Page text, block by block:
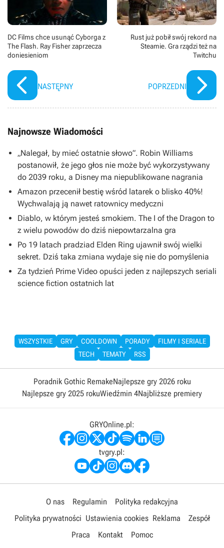
DC Films chce usunąć Cyborga z
The Flash. Ray Fisher zaprzecza
doniesieniom
NASTĘPNY
Rust już pobił swój rekord na
Steamie. Gra rządzi też na
Twitchu
POPRZEDNI
Najnowsze Wiadomości
„Nalegał, by mieć ostatnie słowo”. Robin Williams
postanowił, że jego głos nie może być wykorzystywany
do 2039 roku, a Disney ma niepublikowane nagrania
Amazon przecenił bestię wśród latarek o blisko 40%!
Wychwalają ją nawet ratownicy medyczni
Diablo, w którym jesteś smokiem. The I of the Dragon to
z wielu powodów do dziś niepowtarzalna gra
Po 19 latach pradziad Elden Ring ujawnił swój wielki
sekret. Dziś taka zmiana wydaje się nie do pomyślenia
Za tydzień Prime Video opuści jeden z najlepszych seriali
science fiction ostatnich lat
WSZYSTKIE GRY COOLDOWN PORADY
FILMY I SERIALE
TECH
TEMATY RSS
Poradnik Gothic RemakeNajlepsze gry 2026 roku
Najlepsze gry 2025 rokuWiedźmin 4Najbliższe premiery
GRYOnline.pl:
tvgry.pl:
O nas Regulamin
Polityka redakcyjna
Polityka prywatności Ustawienia cookies Reklama
Zespół
Praca
Kontakt Pomoc